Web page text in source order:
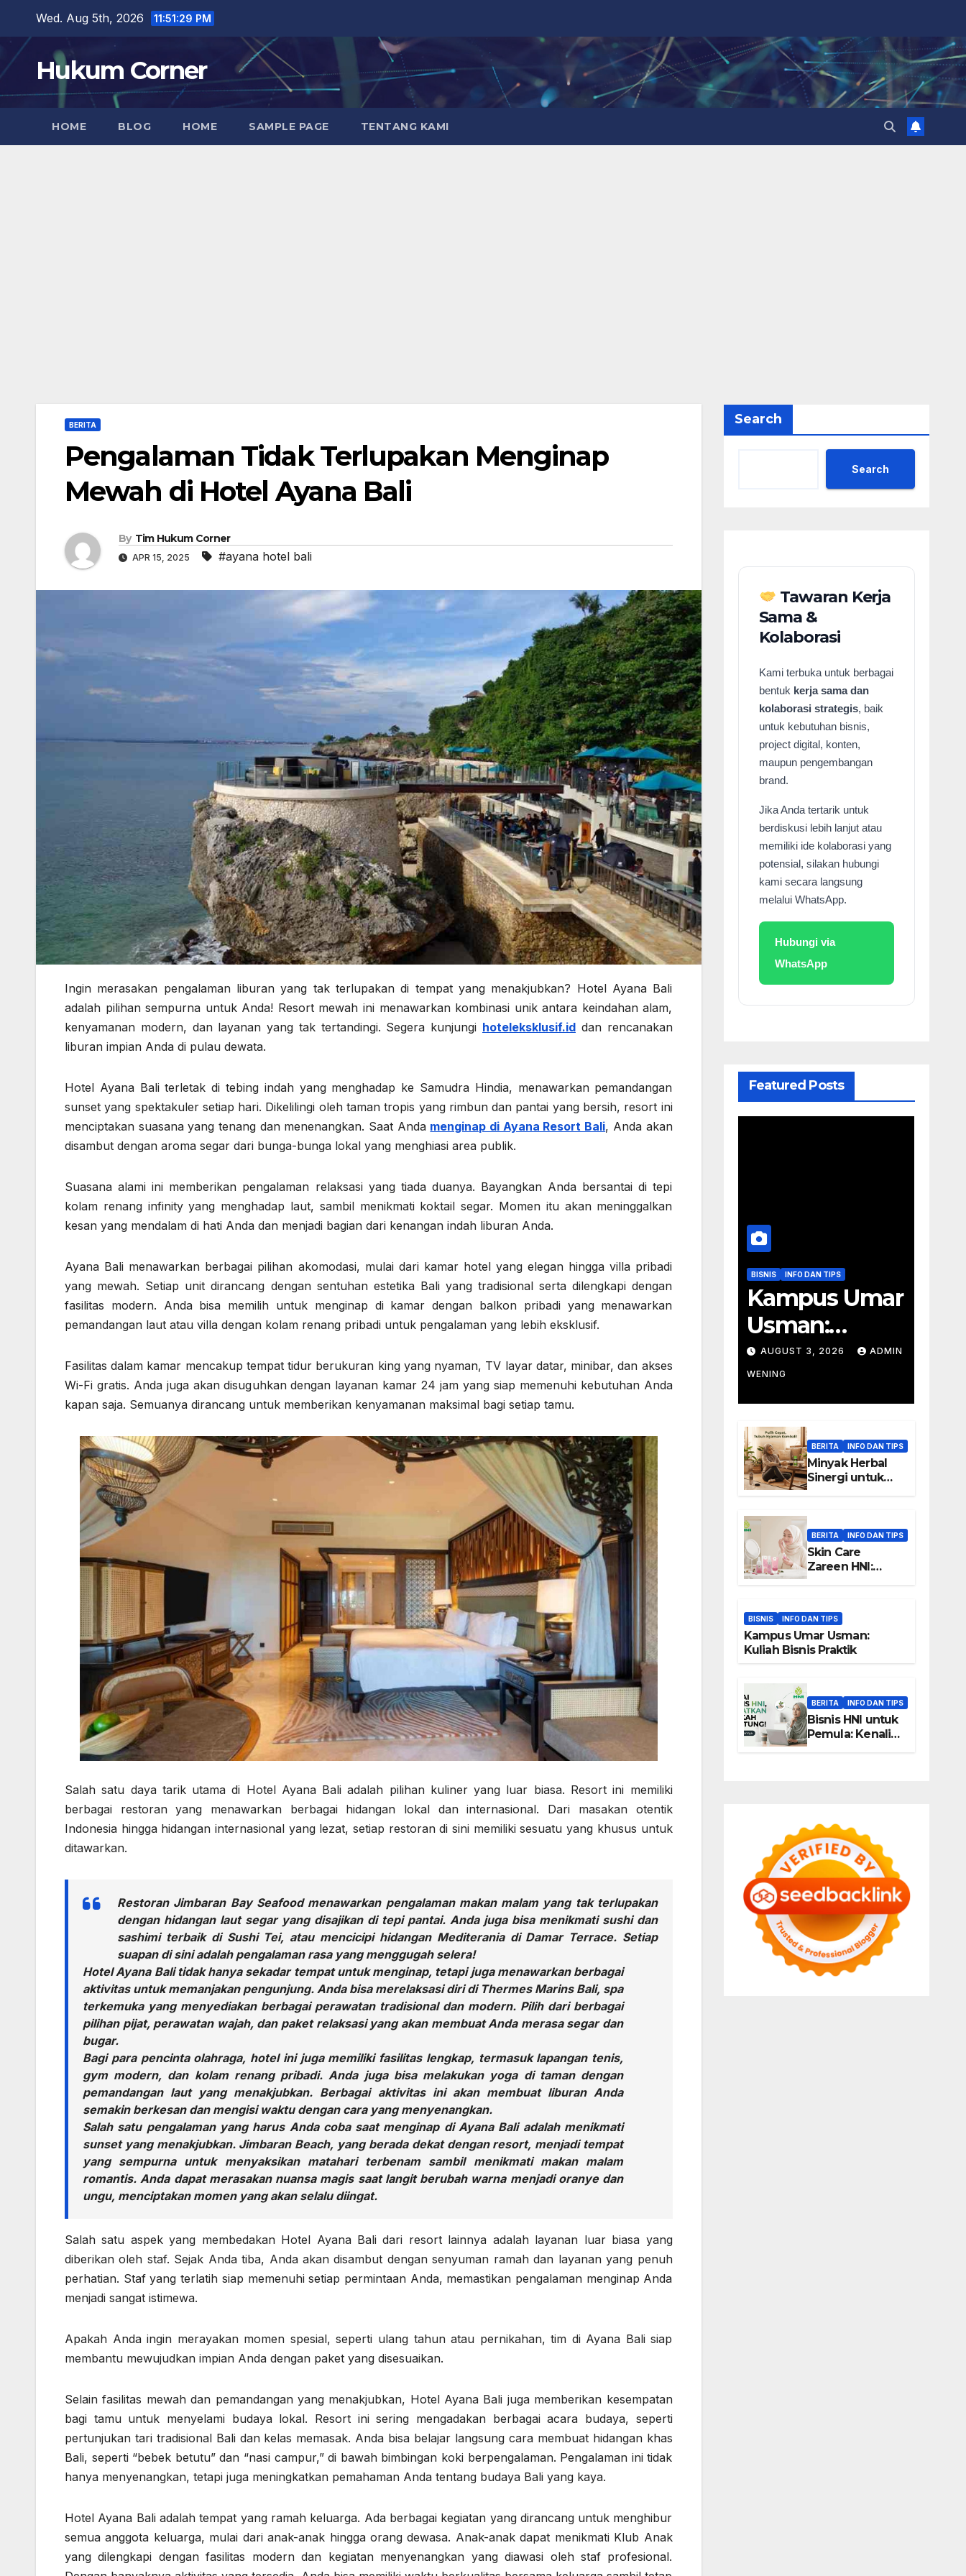
content
Wed. Aug 5th, 2026 11:51:30 PM
Hukum Corner
HOME BLOG HOME SAMPLE PAGE TENTANG KAMI
BERITA
Pengalaman Tidak Terlupakan Menginap
Mewah di Hotel Ayana Bali
By Tim Hukum Corner
APR 15, 2025 #ayana hotel bali
Ingin merasakan pengalaman liburan yang tak terlupakan di tempat yang menakjubkan? Hotel Ayana Bali
adalah pilihan sempurna untuk Anda! Resort mewah ini menawarkan kombinasi unik antara keindahan alam,
kenyamanan modern, dan layanan yang tak tertandingi. Segera kunjungi hoteleksklusif.iddan rencanakan
liburan impian Anda di pulau dewata.
Hotel Ayana Bali terletak di tebing indah yang menghadap ke Samudra Hindia, menawarkan pemandangan
sunset yang spektakuler setiap hari. Dikelilingi oleh taman tropis yang rimbun dan pantai yang bersih, resort ini
menciptakan suasana yang tenang dan menenangkan. Saat Anda menginap di Ayana Resort Bali, Anda akan
disambut dengan aroma segar dari bunga-bunga lokal yang menghiasi area publik.
Suasana alami ini memberikan pengalaman relaksasi yang tiada duanya. Bayangkan Anda bersantai di tepi
kolam renang infinity yang menghadap laut, sambil menikmati koktail segar. Momen itu akan meninggalkan
kesan yang mendalam di hati Anda dan menjadi bagian dari kenangan indah liburan Anda.
Ayana Bali menawarkan berbagai pilihan akomodasi, mulai dari kamar hotel yang elegan hingga villa pribadi
yang mewah. Setiap unit dirancang dengan sentuhan estetika Bali yang tradisional serta dilengkapi dengan
fasilitas modern. Anda bisa memilih untuk menginap di kamar dengan balkon pribadi yang menawarkan
pemandangan laut atau villa dengan kolam renang pribadi untuk pengalaman yang lebih eksklusif.
Fasilitas dalam kamar mencakup tempat tidur berukuran king yang nyaman, TV layar datar, minibar, dan akses
Wi-Fi gratis. Anda juga akan disuguhkan dengan layanan kamar 24 jam yang siap memenuhi kebutuhan Anda
kapan saja. Semuanya dirancang untuk memberikan kenyamanan maksimal bagi setiap tamu.
Salah satu daya tarik utama di Hotel Ayana Bali adalah pilihan kuliner yang luar biasa. Resort ini memiliki
berbagai restoran yang menawarkan berbagai hidangan lokal dan internasional. Dari masakan otentik
Indonesia hingga hidangan internasional yang lezat, setiap restoran di sini memiliki sesuatu yang khusus untuk
ditawarkan.
Restoran Jimbaran Bay Seafood menawarkan pengalaman makan malam yang tak terlupakan
dengan hidangan laut segar yang disajikan di tepi pantai. Anda juga bisa menikmati sushi dan
sashimi terbaik di Sushi Tei, atau mencicipi hidangan Mediterania di Damar Terrace. Setiap
suapan di sini adalah pengalaman rasa yang menggugah selera!
Hotel Ayana Bali tidak hanya sekadar tempat untuk menginap, tetapi juga menawarkan berbagai
aktivitas untuk memanjakan pengunjung. Anda bisa merelaksasi diri di Thermes Marins Bali, spa
terkemuka yang menyediakan berbagai perawatan tradisional dan modern. Pilih dari berbagai
pilihan pijat, perawatan wajah, dan paket relaksasi yang akan membuat Anda merasa segar dan
bugar.
Bagi para pencinta olahraga, hotel ini juga memiliki fasilitas lengkap, termasuk lapangan tenis,
gym modern, dan kolam renang pribadi. Anda juga bisa melakukan yoga di taman dengan
pemandangan laut yang menakjubkan. Berbagai aktivitas ini akan membuat liburan Anda
semakin berkesan dan mengisi waktu dengan cara yang menyenangkan.
Salah satu pengalaman yang harus Anda coba saat menginap di Ayana Bali adalah menikmati
sunset yang menakjubkan. Jimbaran Beach, yang berada dekat dengan resort, menjadi tempat
yang sempurna untuk menyaksikan matahari terbenam sambil menikmati makan malam
romantis. Anda dapat merasakan nuansa magis saat langit berubah warna menjadi oranye dan
ungu, menciptakan momen yang akan selalu diingat.
Salah satu aspek yang membedakan Hotel Ayana Bali dari resort lainnya adalah layanan luar biasa yang
diberikan oleh staf. Sejak Anda tiba, Anda akan disambut dengan senyuman ramah dan layanan yang penuh
perhatian. Staf yang terlatih siap memenuhi setiap permintaan Anda, memastikan pengalaman menginap Anda
menjadi sangat istimewa.
Apakah Anda ingin merayakan momen spesial, seperti ulang tahun atau pernikahan, tim di Ayana Bali siap
membantu mewujudkan impian Anda dengan paket yang disesuaikan.
Selain fasilitas mewah dan pemandangan yang menakjubkan, Hotel Ayana Bali juga memberikan kesempatan
bagi tamu untuk menyelami budaya lokal. Resort ini sering mengadakan berbagai acara budaya, seperti
pertunjukan tari tradisional Bali dan kelas memasak. Anda bisa belajar langsung cara membuat hidangan khas
Bali, seperti “bebek betutu” dan “nasi campur,” di bawah bimbingan koki berpengalaman. Pengalaman ini tidak
hanya menyenangkan, tetapi juga meningkatkan pemahaman Anda tentang budaya Bali yang kaya.
Hotel Ayana Bali adalah tempat yang ramah keluarga. Ada berbagai kegiatan yang dirancang untuk menghibur
semua anggota keluarga, mulai dari anak-anak hingga orang dewasa. Anak-anak dapat menikmati Klub Anak
yang dilengkapi dengan fasilitas modern dan kegiatan menyenangkan yang diawasi oleh staf profesional.
Search
Search
Tawaran Kerja
Sama &
Kolaborasi
Kami terbuka untuk berbagai
bentuk kerja sama dan
kolaborasi strategis, baik
untuk kebutuhan bisnis,
project digital, konten,
maupun pengembangan
brand.
Jika Anda tertarik untuk
berdiskusi lebih lanjut atau
memiliki ide kolaborasi yang
potensial, silakan hubungi
kami secara langsung
melalui WhatsApp.
Hubungi via
WhatsApp
Featured Posts
BISNIS INFO DAN TIPS
Kampus Umar
Usman:
Pendidikan
Wirausaha
AUGUST 3, 2026 ADMIN
WENING
BERITA INFO DAN TIPS
Minyak Herbal
Sinergi untuk
Rutinitas Setelah
BERITA INFO DAN TIPS
Skin Care
Zareen HNI:
Keunggulan dan
BISNIS INFO DAN TIPS
Kampus Umar Usman:
Kuliah Bisnis Praktik
BERITA INFO DAN TIPS
Bisnis HNI untuk
Pemula: Kenali
Peluang Usaha